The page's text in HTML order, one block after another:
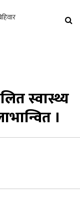
स्वास्थ्य
।